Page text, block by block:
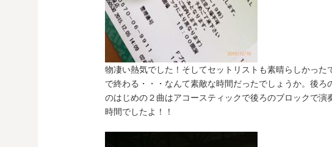
物凄い熱気でした！そしてセットリストも素晴らしかった
で終わる・・・なんて素敵な時間だったでしょうか。後
のはじめの２曲はアコースティックで後ろのブロックで
時間でしたよ！！